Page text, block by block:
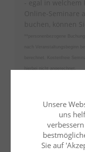
Kontakt
Frau Jana Hoger
Unsere
uns
Sie auf